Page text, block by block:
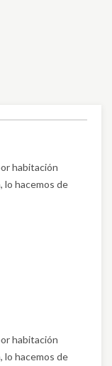
habitación
lo hacemos de
habitación
lo hacemos de